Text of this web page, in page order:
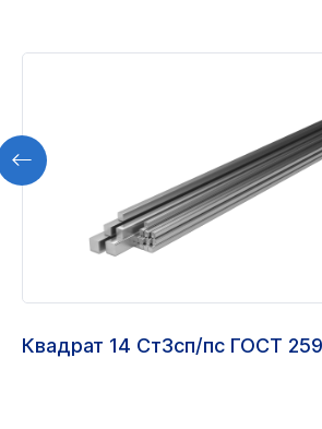
Квадрат 14 Ст3сп/пс ГОСТ